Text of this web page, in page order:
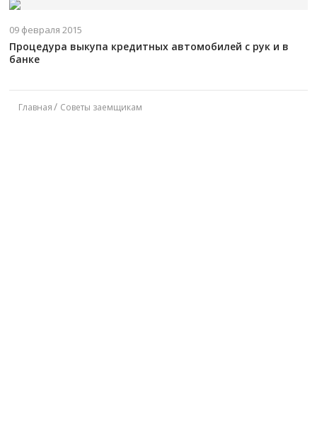
09 февраля 2015
Процедура выкупа кредитных автомобилей с рук и в
банке
Главная Советы заемщикам